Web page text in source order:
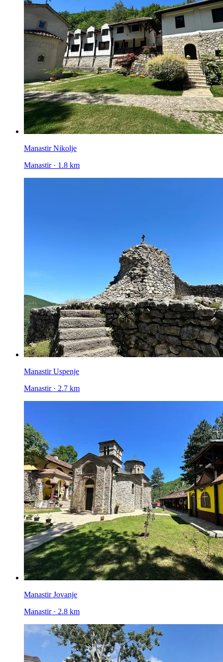
Manastir Nikolje
Manastir · 1.8 km
Manastir Uspenje
Manastir · 2.7 km
Manastir Jovanje
Manastir · 2.8 km